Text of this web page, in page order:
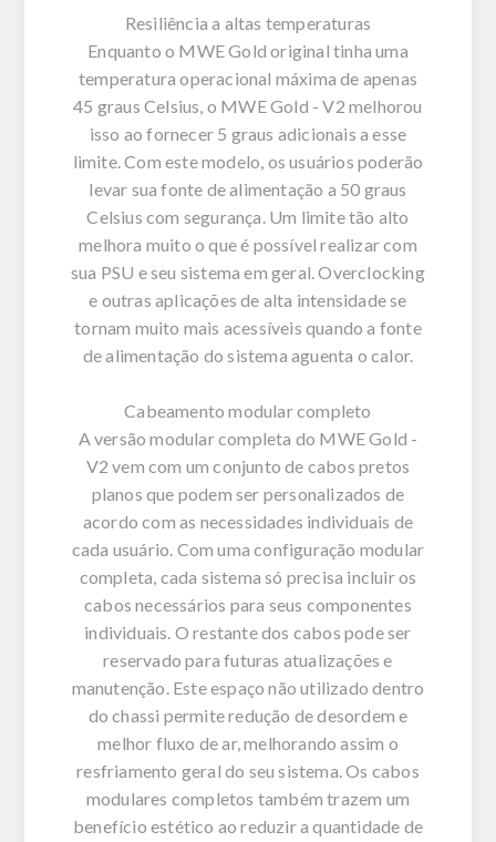
Resiliência a altas temperaturas
Enquanto o MWE Gold original tinha uma
temperatura operacional máxima de apenas
45 graus Celsius, o MWE Gold - V2 melhorou
isso ao fornecer 5 graus adicionais a esse
limite. Com este modelo, os usuários poderão
levar sua fonte de alimentação a 50 graus
Celsius com segurança. Um limite tão alto
melhora muito o que é possível realizar com
sua PSU e seu sistema em geral. Overclocking
e outras aplicações de alta intensidade se
tornam muito mais acessíveis quando a fonte
de alimentação do sistema aguenta o calor.
Cabeamento modular completo
A versão modular completa do MWE Gold -
V2 vem com um conjunto de cabos pretos
planos que podem ser personalizados de
acordo com as necessidades individuais de
cada usuário. Com uma configuração modular
completa, cada sistema só precisa incluir os
cabos necessários para seus componentes
individuais. O restante dos cabos pode ser
reservado para futuras atualizações e
manutenção. Este espaço não utilizado dentro
do chassi permite redução de desordem e
melhor fluxo de ar, melhorando assim o
resfriamento geral do seu sistema. Os cabos
modulares completos também trazem um
benefício estético ao reduzir a quantidade de